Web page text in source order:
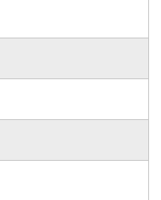
i urządzeń